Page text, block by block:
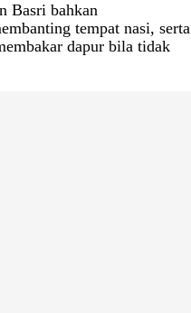
Basri bahkan
tempat nasi, serta
dapur bila tidak